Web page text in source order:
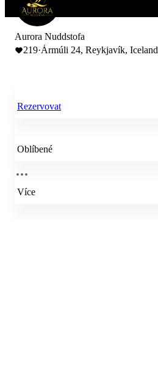
Aurora Nuddstofa
219·Ármúli 24, Reykjavík, Iceland
Rezervovat
Oblíbené
Více